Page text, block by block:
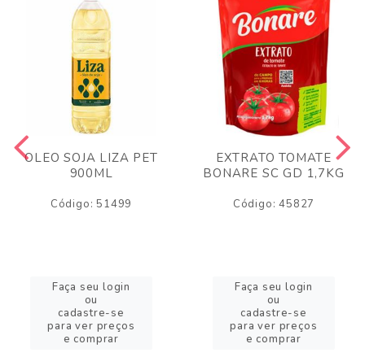
OLEO SOJA LIZA PET
900ML
Código: 51499
Faça seu login
ou
cadastre-se
para ver preços
e comprar
EXTRATO TOMATE
BONARE SC GD 1,7KG
Código: 45827
Faça seu login
ou
cadastre-se
para ver preços
e comprar